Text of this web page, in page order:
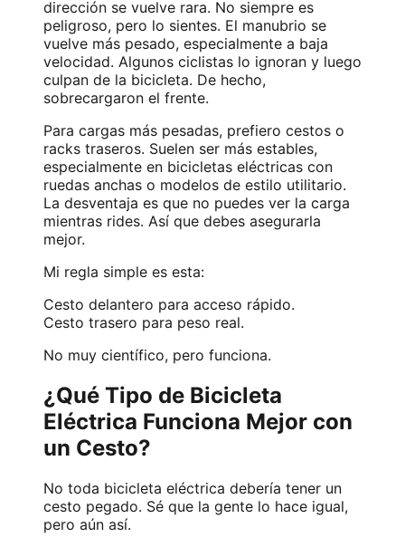
dirección se vuelve rara. No siempre es
peligroso, pero lo sientes. El manubrio se
vuelve más pesado, especialmente a baja
velocidad. Algunos ciclistas lo ignoran y luego
culpan de la bicicleta. De hecho,
sobrecargaron el frente.
Para cargas más pesadas, prefiero cestos o
racks traseros. Suelen ser más estables,
especialmente en bicicletas eléctricas con
ruedas anchas o modelos de estilo utilitario.
La desventaja es que no puedes ver la carga
mientras rides. Así que debes asegurarla
mejor.
Mi regla simple es esta:
Cesto delantero para acceso rápido.
Cesto trasero para peso real.
No muy científico, pero funciona.
¿Qué Tipo de Bicicleta
Eléctrica Funciona Mejor con
un Cesto?
No toda bicicleta eléctrica debería tener un
cesto pegado. Sé que la gente lo hace igual,
pero aún así.